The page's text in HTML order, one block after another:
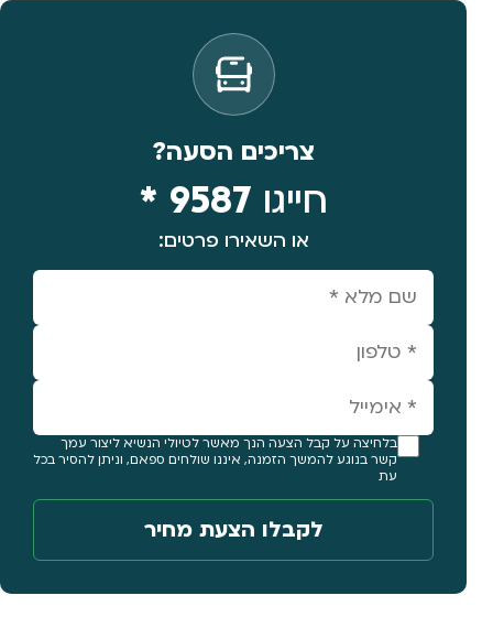
צריכים הסעה?
חייגו 9587 *
או השאירו פרטים:
בלחיצה על קבל הצעה הנך מאשר לטיולי הנשיא ליצור עמך
קשר בנוגע להמשך הזמנה, איננו שולחים ספאם, וניתן להסיר בכל
עת